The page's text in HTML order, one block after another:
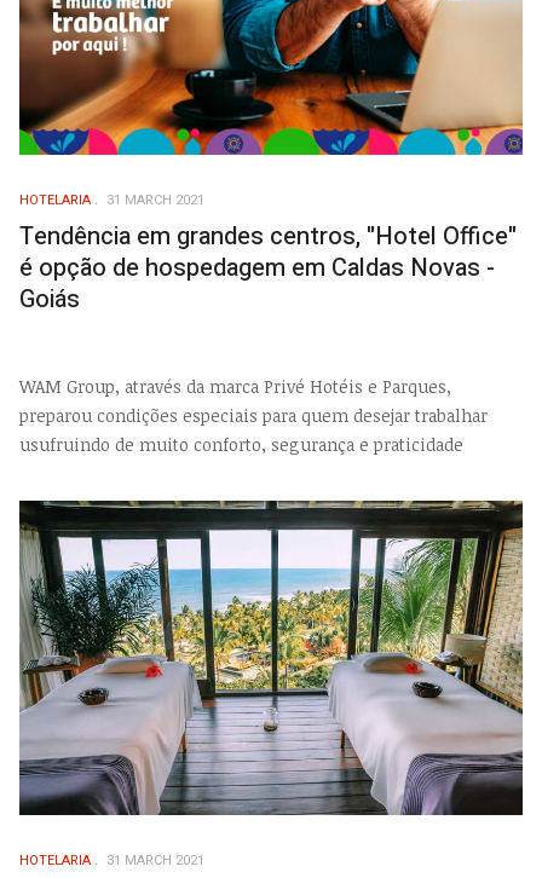
HOTELARIA 31 MARCH 2021
Tendência em grandes centros, "Hotel Office"
é opção de hospedagem em Caldas Novas -
Goiás
WAM Group, através da marca Privé Hotéis e Parques,
preparou condições especiais para quem desejar trabalhar
usufruindo de muito conforto, segurança e praticidade
HOTELARIA 31 MARCH 2021